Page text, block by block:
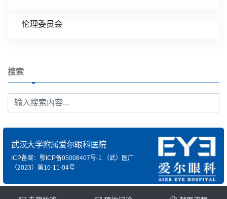
伦理委员会
搜索
武汉大学附属爱尔眼科医院
ICP备案：鄂ICP备05008407号-1 （武）医广
（2023）第10-11-04号